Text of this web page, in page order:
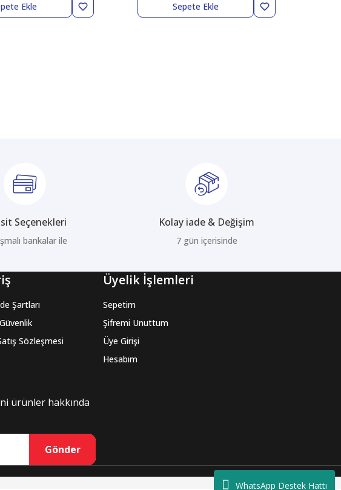
WhatsApp Destek Hattı
Ekle Sepete Ekle
Seçenekleri
bankalar ile
Kolay iade & Değişim
7 gün içerisinde
Şartları
Sözleşmesi
Üyelik İşlemleri
Sepetim
Şifremi Unuttum
Üye Girişi
Hesabım
ürünler hakkında
Gönder